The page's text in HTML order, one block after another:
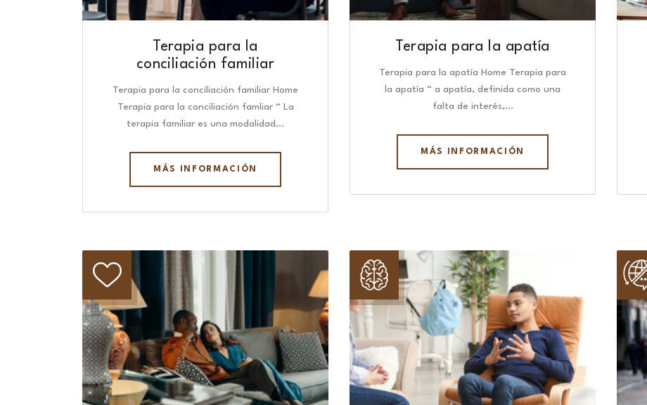
Terapia para la
conciliación familiar
Terapia para la conciliación familiar Home
Terapia para la conciliación famliar “ La
terapia familiar es una modalidad…
MÁS INFORMACIÓN
Terapia para la apatía
Terapia para la apatía Home Terapia para
la apatía “ a apatía, definida como una
falta de interés,…
MÁS INFORMACIÓN